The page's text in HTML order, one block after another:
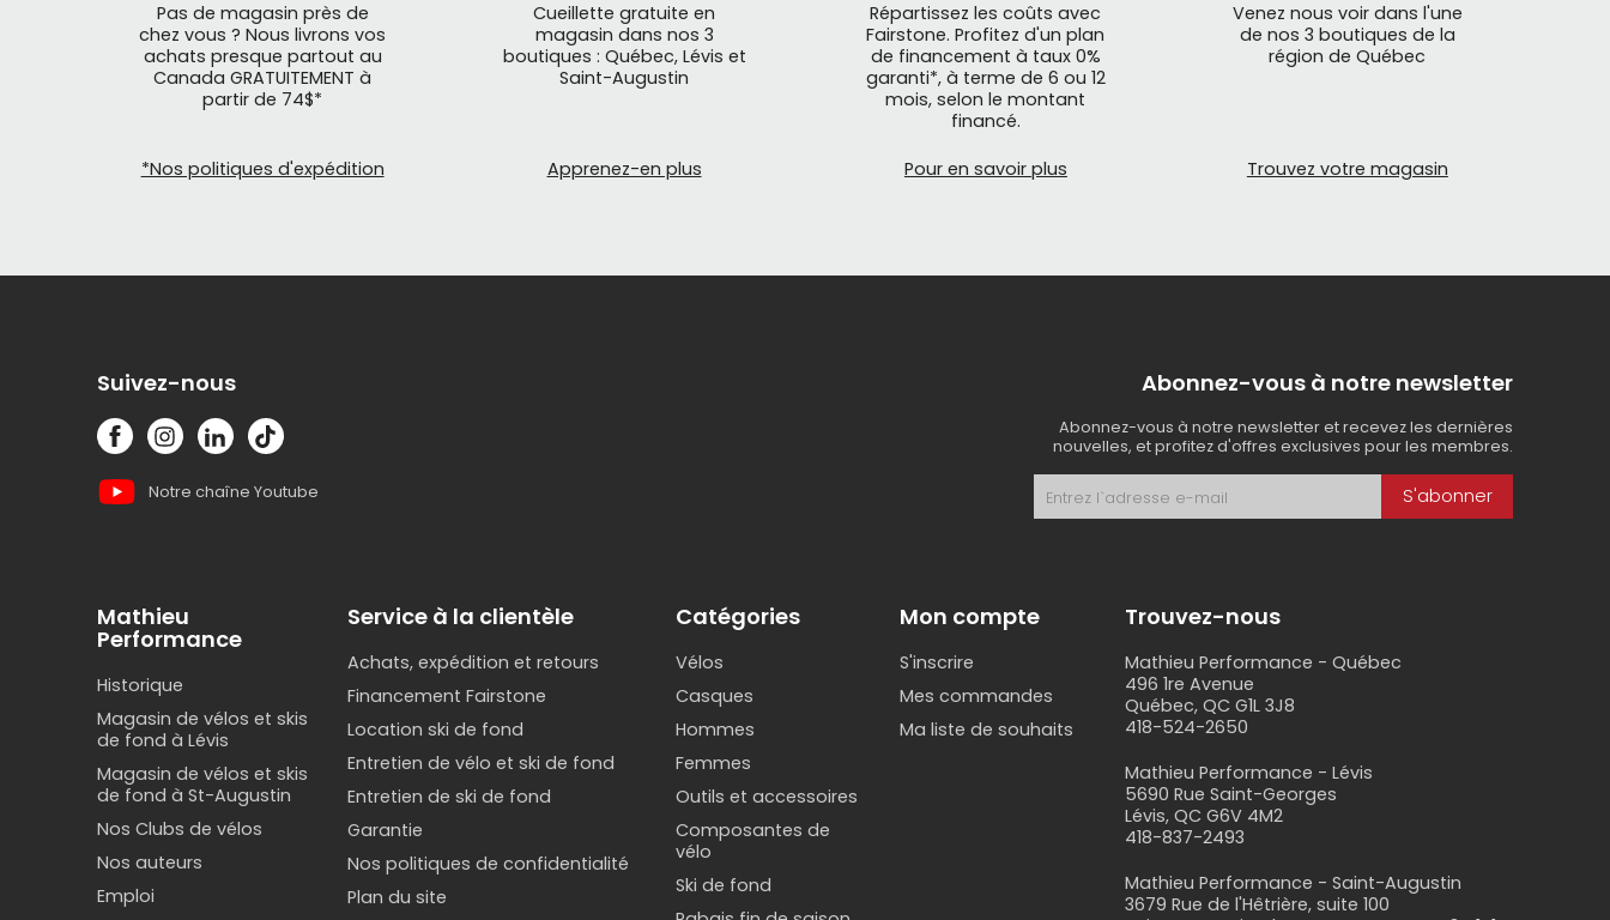
Pas de magasin près de
chez vous ? Nous livrons vos
achats presque partout au
Canada GRATUITEMENT à
partir de 74$*
*Nos politiques d'expédition
Cueillette gratuite en
magasin dans nos 3
boutiques : Québec, Lévis et
Saint-Augustin
Apprenez-en plus
Répartissez les coûts avec
Fairstone. Profitez d'un plan
de financement à taux 0%
garanti*, à terme de 6 ou 12
mois, selon le montant
financé.
Pour en savoir plus
Venez nous voir dans l'une
de nos 3 boutiques de la
région de Québec
Trouvez votre magasin
Suivez-nous
Notre chaîne Youtube
Abonnez-vous à notre newsletter
Abonnez-vous à notre newsletter et recevez les dernières
nouvelles, et profitez d'offres exclusives pour les membres.
S'abonner
Mathieu
Performance
Historique
Magasin de vélos et skis
de fond à Lévis
Magasin de vélos et skis
de fond à St-Augustin
Nos Clubs de vélos
Nos auteurs
Emploi
Service à la clientèle
Achats, expédition et retours
Financement Fairstone
Location ski de fond
Entretien de vélo et ski de fond
Entretien de ski de fond
Garantie
Nos politiques de confidentialité
Plan du site
Catégories
Vélos
Casques
Hommes
Femmes
Outils et accessoires
Composantes de
vélo
Ski de fond
Mon compte
S'inscrire
Mes commandes
Ma liste de souhaits
Trouvez-nous
Mathieu Performance - Québec
496 1re Avenue
Québec, QC G1L 3J8
418-524-2650
Mathieu Performance - Lévis
5690 Rue Saint-Georges
Lévis, QC G6V 4M2
418-837-2493
Mathieu Performance - Saint-Augustin
3679 Rue de l'Hêtrière, suite 100